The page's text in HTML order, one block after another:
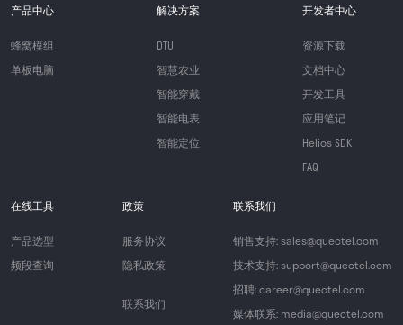
产品中心
蜂窝模组
单板电脑
解决方案
DTU
智慧农业
智能穿戴
智能电表
智能定位
开发者中心
资源下载
文档中心
开发工具
应用笔记
Helios SDK
FAQ
在线工具
产品选型
频段查询
政策
服务协议
隐私政策
联系我们
联系我们
销售支持: sales@quectel.com
技术支持: support@quectel.com
招聘: career@quectel.com
媒体联系: media@quectel.com